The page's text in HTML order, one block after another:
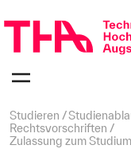
überspringen
bestätigen
des
Menüs
Seitenpfad:
Studieren
Rechtsvorschriften
Zulassung zum